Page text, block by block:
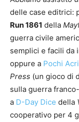
delle case editrici:
Run 1861 della
guerra civile
semplici e facili da
oppure a Pochi
Press (un gioco di
sulla guerra
a D-Day Dice della
cooperativo per 4